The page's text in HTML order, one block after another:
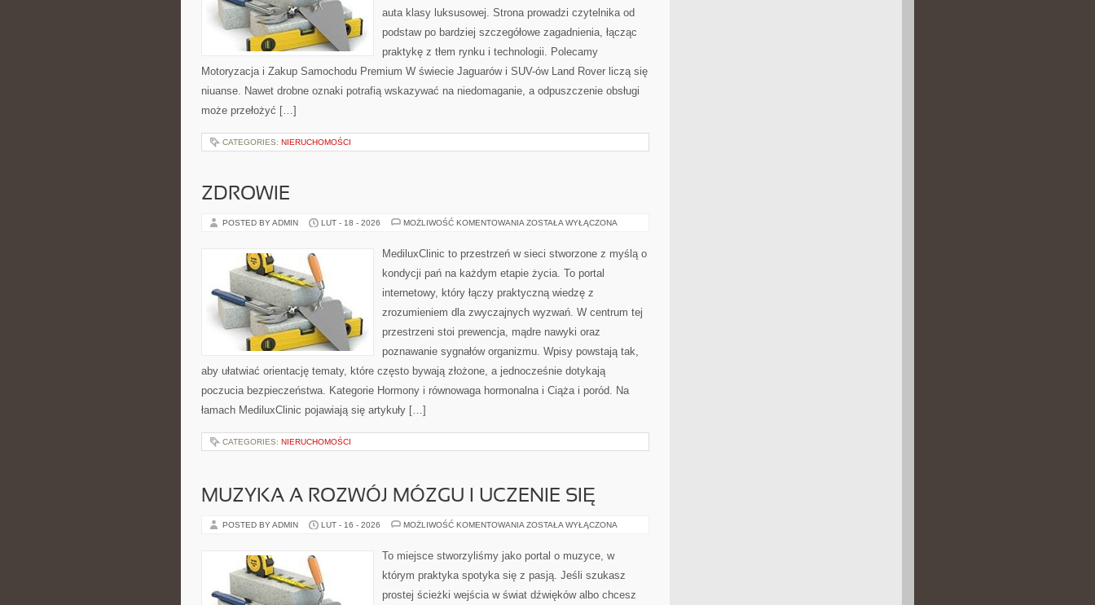
auta klasy luksusowej. Strona prowadzi czytelnika od
podstaw po bardziej szczegółowe zagadnienia, łącząc
praktykę z tłem rynku i technologii. Polecamy
Motoryzacja i Zakup Samochodu Premium W świecie Jaguarów i SUV-ów Land Rover liczą się
niuanse. Nawet drobne oznaki potrafią wskazywać na niedomaganie, a odpuszczenie obsługi
może przełożyć […]
CATEGORIES: NIERUCHOMOŚCI
ZDROWIE
POSTED BY ADMIN LUT - 18 - 2026 MOŻLIWOŚĆ KOMENTOWANIA ZDROWIE
ZOSTAŁA WYŁĄCZONA
MediluxClinic to przestrzeń w sieci stworzone z myślą o
kondycji pań na każdym etapie życia. To portal
internetowy, który łączy praktyczną wiedzę z
zrozumieniem dla zwyczajnych wyzwań. W centrum tej
przestrzeni stoi prewencja, mądre nawyki oraz
poznawanie sygnałów organizmu. Wpisy powstają tak,
aby ułatwiać orientację tematy, które często bywają złożone, a jednocześnie dotykają
poczucia bezpieczeństwa. Kategorie Hormony i równowaga hormonalna i Ciąża i poród. Na
łamach MediluxClinic pojawiają się artykuły […]
CATEGORIES: NIERUCHOMOŚCI
MUZYKA A ROZWÓJ MÓZGU I UCZENIE SIĘ
POSTED BY ADMIN LUT - 16 - 2026 MOŻLIWOŚĆ KOMENTOWANIA MUZYKA
MÓZGU
I
SIĘ
ZOSTAŁA WYŁĄCZONA
To miejsce stworzyliśmy jako portal o muzyce, w
którym praktyka spotyka się z pasją. Jeśli szukasz
prostej ścieżki wejścia w świat dźwięków albo chcesz